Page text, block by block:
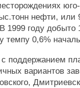
нефти, или
1999 году добыто
темпу 0,6%
поддержанием
вариантов